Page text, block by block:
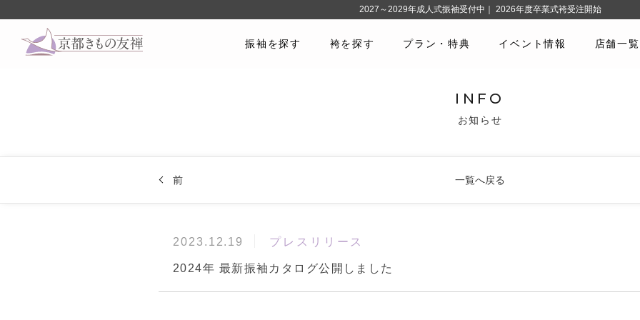
振袖を探す 袴を探す プラン・特典 イベント情報 店舗一覧
INFO
お知らせ
前 一覧へ戻る
2023.12.19 プレスリリース
2024年 最新振袖カタログ公開しました
2027～2029年成人式振袖受付中｜ 2026年度卒業式袴受注開始